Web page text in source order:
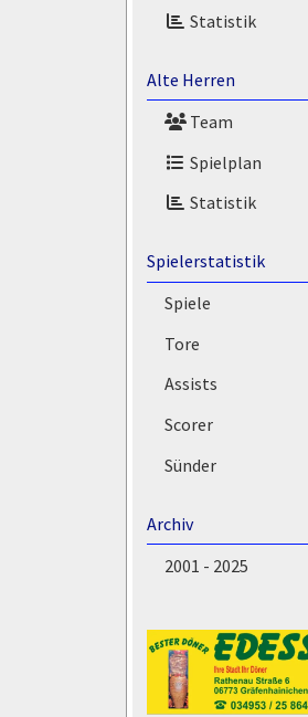
Statistik
Alte Herren
Team
Spielplan
Statistik
Spielerstatistik
Spiele
Tore
Assists
Scorer
Sünder
Archiv
2001 - 2025